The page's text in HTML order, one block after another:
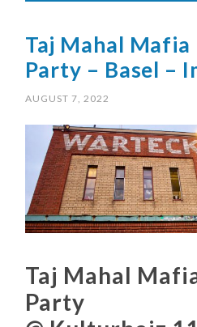
Taj Mahal Mafia
Party – Basel –
AUGUST 7, 2022
Taj Mahal
Party